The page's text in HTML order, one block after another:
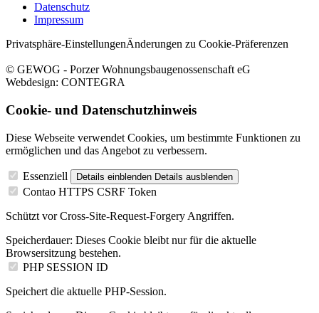
Datenschutz
Impressum
Privatsphäre-EinstellungenÄnderungen zu Cookie-Präferenzen
© GEWOG - Porzer Wohnungsbaugenossenschaft eG
Webdesign: CONTEGRA
Cookie- und Datenschutzhinweis
Diese Webseite verwendet Cookies, um bestimmte Funktionen zu
ermöglichen und das Angebot zu verbessern.
Essenziell Details einblenden Details ausblenden
Contao HTTPS CSRF Token
Schützt vor Cross-Site-Request-Forgery Angriffen.
Speicherdauer: Dieses Cookie bleibt nur für die aktuelle
Browsersitzung bestehen.
PHP SESSION ID
Speichert die aktuelle PHP-Session.